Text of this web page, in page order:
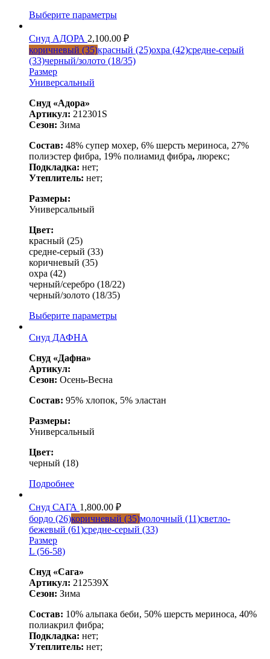
Выберите параметры
Снуд АДОРА 2,100.00 ₽
коричневый (35)красный (25)охра (42)средне-серый
(33)черный/золото (18/35)
Размер
Универсальный
Снуд «Адора»
Артикул: 212301S
Сезон: Зима
Состав: 48% супер мохер, 6% шерсть мериноса, 27%
полиэстер фибра, 19% полиамид фибра, люрекс;
Подкладка: нет;
Утеплитель: нет;
Размеры:
Универсальный
Цвет:
красный (25)
средне-серый (33)
коричневый (35)
охра (42)
черный/серебро (18/22)
черный/золото (18/35)
Выберите параметры
Снуд ДАФНА
Снуд «Дафна»
Артикул:
Сезон: Осень-Весна
Состав: 95% хлопок, 5% эластан
Размеры:
Универсальный
Цвет:
черный (18)
Подробнее
Снуд САГА 1,800.00 ₽
бордо (26)коричневый (35)молочный (11)светло-
бежевый (61)средне-серый (33)
Размер
L (56-58)
Снуд «Сага»
Артикул: 212539X
Сезон: Зима
Состав: 10% альпака беби, 50% шерсть мериноса, 40%
полиакрил фибра;
Подкладка: нет;
Утеплитель: нет;